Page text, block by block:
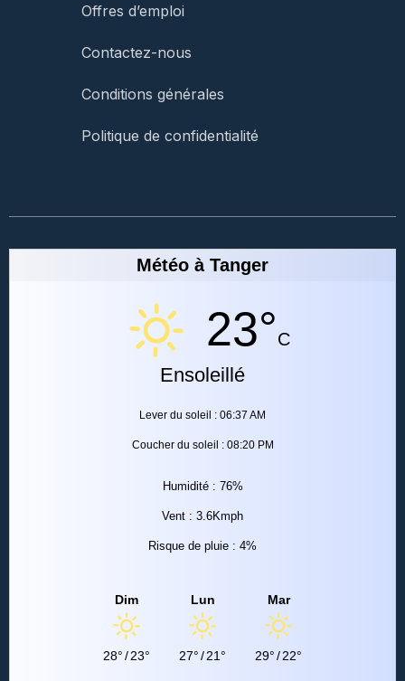
Offres d’emploi
Contactez-nous
Conditions générales
Politique de confidentialité
Météo à Tanger
23°C
Ensoleillé
Lever du soleil : 06:37 AM
Coucher du soleil : 08:20 PM
Humidité : 76%
Vent : 3.6Kmph
Risque de pluie : 4%
Dim
28°/23°
Lun
27°/21°
Mar
29°/22°